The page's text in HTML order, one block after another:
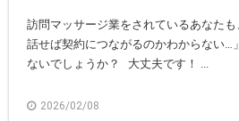
訪問マッサージ業をされているあなた
話せば契約につながるのかわからない…
ないでしょうか？ 大丈夫です！ ...
2026/02/08